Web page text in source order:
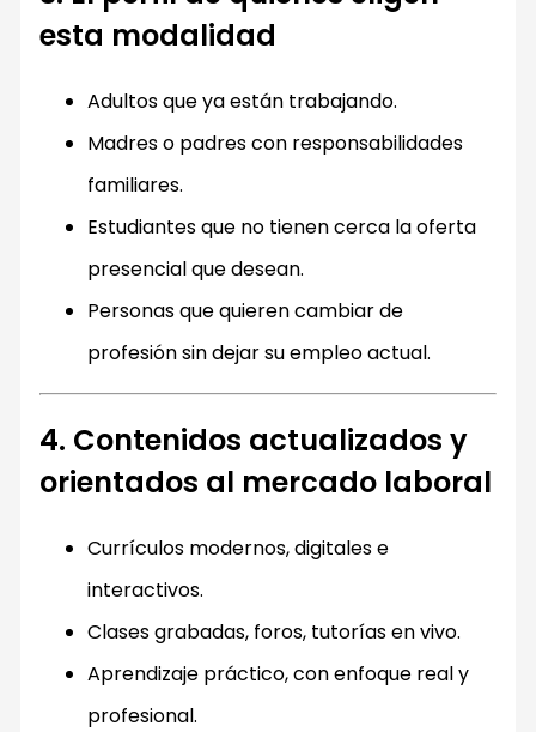
esta modalidad
Adultos que ya están trabajando.
Madres o padres con responsabilidades
familiares.
Estudiantes que no tienen cerca la oferta
presencial que desean.
Personas que quieren cambiar de
profesión sin dejar su empleo actual.
4. Contenidos actualizados y
orientados al mercado laboral
Currículos modernos, digitales e
interactivos.
Clases grabadas, foros, tutorías en vivo.
Aprendizaje práctico, con enfoque real y
profesional.